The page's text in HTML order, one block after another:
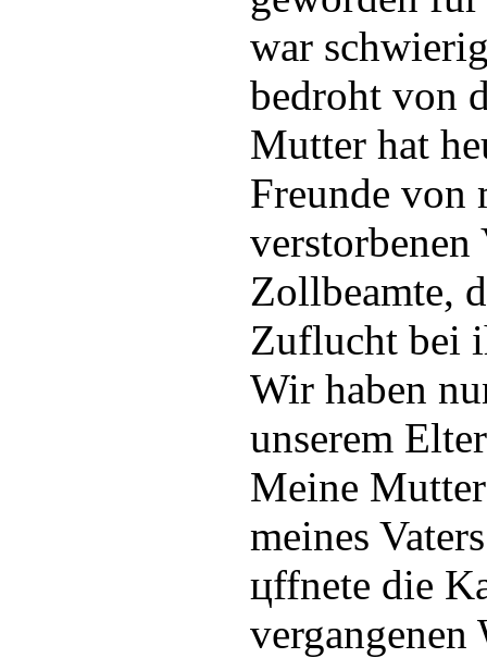
war
bedroht von
Mutter hat
Freunde von
verstorbenen
Zollbeamte,
Zuflucht bei
Wir haben
unserem
Meine
meines
цffnete die
vergangenen